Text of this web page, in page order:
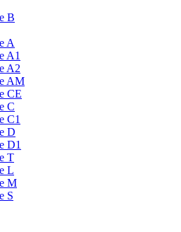
B
A
A1
A2
AM
CE
C
C1
D
D1
T
L
M
S